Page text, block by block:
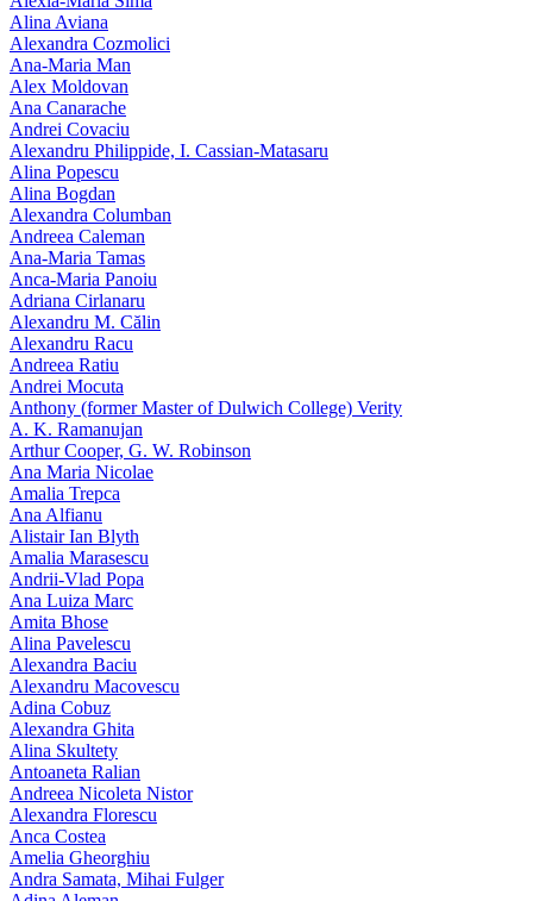
Alina Aviana
Alexandra Cozmolici
Ana-Maria Man
Alex Moldovan
Ana Canarache
Andrei Covaciu
Alexandru Philippide, I. Cassian‑Matasaru
Alina Popescu
Alina Bogdan
Alexandra Columban
Andreea Caleman
Ana-Maria Tamas
Anca-Maria Panoiu
Adriana Cirlanaru
Alexandru M. Călin
Alexandru Racu
Andreea Ratiu
Andrei Mocuta
Anthony (former Master of Dulwich College) Verity
A. K. Ramanujan
Arthur Cooper, G. W. Robinson
Ana Maria Nicolae
Amalia Trepca
Ana Alfianu
Alistair Ian Blyth
Amalia Marasescu
Andrii-Vlad Popa
Ana Luiza Marc
Amita Bhose
Alina Pavelescu
Alexandra Baciu
Alexandru Macovescu
Adina Cobuz
Alexandra Ghita
Alina Skultety
Antoaneta Ralian
Andreea Nicoleta Nistor
Alexandra Florescu
Anca Costea
Amelia Gheorghiu
Andra Samata, Mihai Fulger